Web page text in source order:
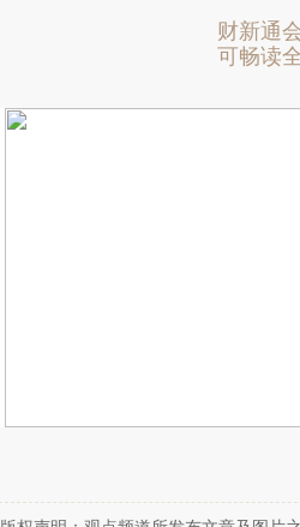
财新通
可畅读